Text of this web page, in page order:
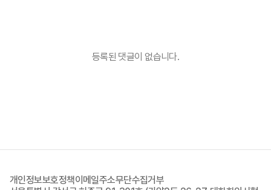
등록된 댓글이 없습니다.
개인정보보호정책이메일주소무단수집거부